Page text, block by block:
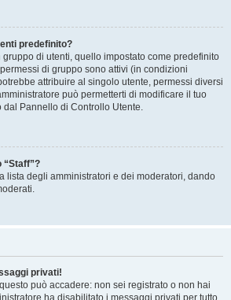
predefinito?
di utenti, quello impostato come predefinito
di gruppo sono attivi (in condizioni
attribuire al singolo utente, permessi diversi
può permetterti di modificare il tuo
Pannello di Controllo Utente.
“Staff”?
lista degli amministratori e dei moderatori, dando
privati!
può accadere: non sei registrato o non hai
ha disabilitato i messaggi privati per tutto